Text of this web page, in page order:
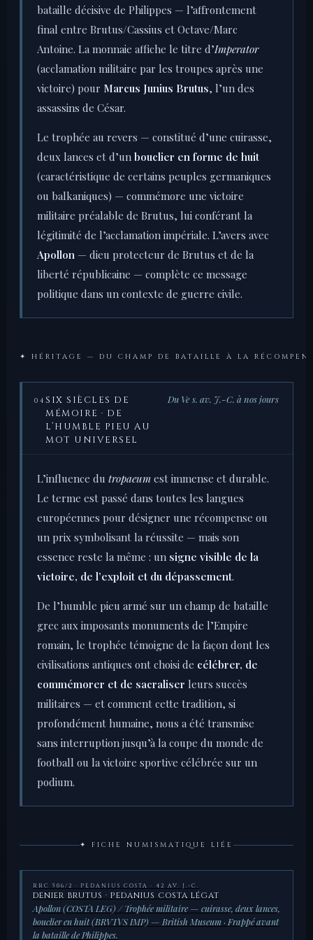
bataille décisive de Philippes — l’affrontement
final entre Brutus/Cassius et Octave/Marc
Antoine. La monnaie affiche le titre d’Imperator
(acclamation militaire par les troupes après une
victoire) pour Marcus Junius Brutus, l’un des
assassins de César.
Le trophée au revers — constitué d’une cuirasse,
deux lances et d’un bouclier en forme de huit
(caractéristique de certains peuples germaniques
ou balkaniques) — commémore une victoire
militaire préalable de Brutus, lui conférant la
légitimité de l’acclamation impériale. L’avers avec
Apollon — dieu protecteur de Brutus et de la
liberté républicaine — complète ce message
politique dans un contexte de guerre civile.
✦ HÉRITAGE — DU CHAMP DE BATAILLE À LA
04 SIX SIÈCLES DE
MÉMOIRE · DE
L’HUMBLE PIEU AU
MOT UNIVERSEL
Du Ve s. av. J.-C. à nos jours
L’influence du tropaeum est immense et durable.
Le terme est passé dans toutes les langues
européennes pour désigner une récompense ou
un prix symbolisant la réussite — mais son
essence reste la même : un signe visible de la
victoire, de l’exploit et du dépassement.
De l’humble pieu armé sur un champ de bataille
grec aux imposants monuments de l’Empire
romain, le trophée témoigne de la façon dont les
civilisations antiques ont choisi de célébrer, de
commémorer et de sacraliser leurs succès
militaires — et comment cette tradition, si
profondément humaine, nous a été transmise
sans interruption jusqu’à la coupe du monde de
football ou la victoire sportive célébrée sur un
podium.
✦ FICHE NUMISMATIQUE LIÉE
RRC 506/2 · PEDANIUS COSTA · 42 AV. J.-C.
DENIER BRUTUS · PEDANIUS COSTA LÉGAT
Apollon (COSTA LEG) / Trophée militaire — cuirasse, deux lances,
bouclier en huit (BRVTVS IMP) — British Museum · Frappé avant
la bataille de Philippes.